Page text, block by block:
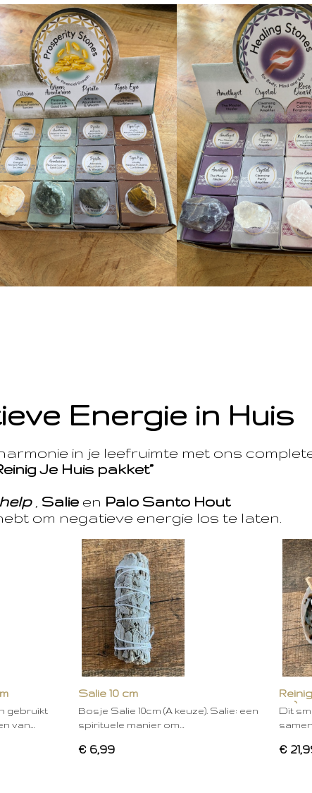
Energie in Huis
in je leefruimte met ons
Je Huis pakket”
, Salie en Palo Santo Hout
om negatieve energie los te laten.
gebruikt
van…
Salie 10 cm
Bosje Salie 10cm (A keuze). Salie: een
spirituele manier om…
€ 6,99
cm)
Dit
€